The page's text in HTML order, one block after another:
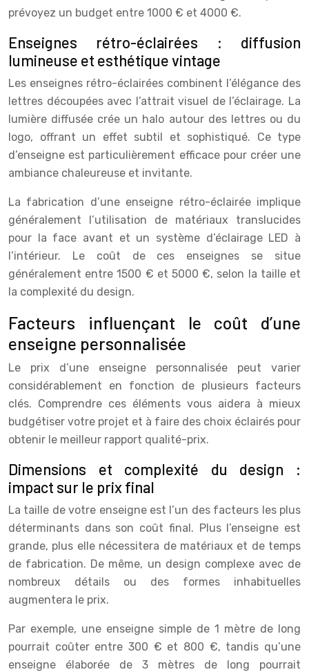
prévoyez un budget entre 1000 € et 4000 €.
Enseignes rétro-éclairées : diffusion
lumineuse et esthétique vintage
Les enseignes rétro-éclairées combinent l’élégance des
lettres découpées avec l’attrait visuel de l’éclairage. La
lumière diffusée crée un halo autour des lettres ou du
logo, offrant un effet subtil et sophistiqué. Ce type
d’enseigne est particulièrement efficace pour créer une
ambiance chaleureuse et invitante.
La fabrication d’une enseigne rétro-éclairée implique
généralement l’utilisation de matériaux translucides
pour la face avant et un système d’éclairage LED à
l’intérieur. Le coût de ces enseignes se situe
généralement entre 1500 € et 5000 €, selon la taille et
la complexité du design.
Facteurs influençant le coût d’une
enseigne personnalisée
Le prix d’une enseigne personnalisée peut varier
considérablement en fonction de plusieurs facteurs
clés. Comprendre ces éléments vous aidera à mieux
budgétiser votre projet et à faire des choix éclairés pour
obtenir le meilleur rapport qualité-prix.
Dimensions et complexité du design :
impact sur le prix final
La taille de votre enseigne est l’un des facteurs les plus
déterminants dans son coût final. Plus l’enseigne est
grande, plus elle nécessitera de matériaux et de temps
de fabrication. De même, un design complexe avec de
nombreux détails ou des formes inhabituelles
augmentera le prix.
Par exemple, une enseigne simple de 1 mètre de long
pourrait coûter entre 300 € et 800 €, tandis qu’une
enseigne élaborée de 3 mètres de long pourrait